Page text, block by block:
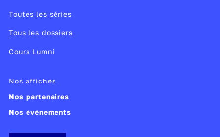
Toutes les séries
Tous les dossiers
Cours Lumni
Nos affiches
Nos partenaires
Nos événements